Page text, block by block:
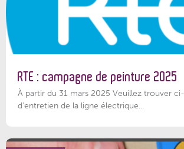
RTE : campagne de peinture 2025
À partir du 31 mars 2025 Veuillez trouver
d'entretien de la ligne électrique...